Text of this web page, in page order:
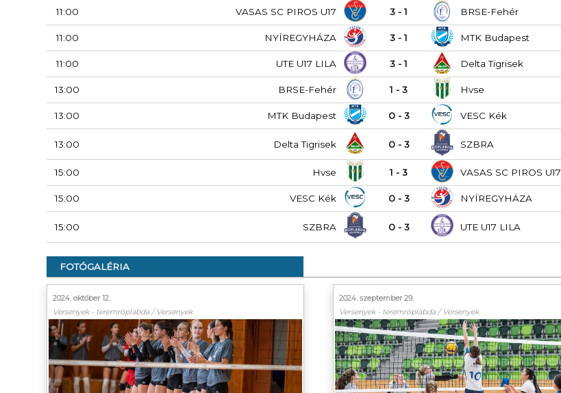
11:00
VASAS SC PIROS U17 3 - 1 BRSE-Fehér
11:00 NYÍREGYHÁZA 3 - 1 MTK Budapest
11:00 UTE U17 LILA 3 - 1 Delta Tigrisek
13:00 BRSE-Fehér 1 - 3 Hvse
13:00 MTK Budapest 0 - 3 VESC Kék
13:00 Delta Tigrisek 0 - 3 SZBRA
15:00 Hvse 1 - 3 VASAS SC PIROS U17
15:00 VESC Kék 0 - 3 NYÍREGYHÁZA
15:00 SZBRA 0 - 3 UTE U17 LILA
FOTÓGALÉRIA
2024. október 12.
Versenyek - teremröplabda / Versenyek
2024. szeptember 29.
Versenyek - teremröplabda / Versenyek